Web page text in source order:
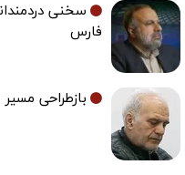
سخنی
فارس
بازطراحی